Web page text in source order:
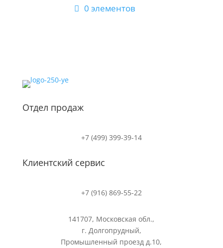
0 элементов
Отдел продаж
+7 (499) 399-39-14
Клиентский сервис
+7 (916) 869-55-22
141707, Московская обл.,
г. Долгопрудный,
Промышленный проезд д.10,